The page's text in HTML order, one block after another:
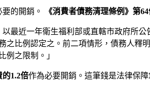
的開銷。 《消費者債務清理條例》第
最近一年衛生福利部或直轄市政府所
比例認定之。前二項情形，債務人
例之限制。」
的1.2倍作為必要開銷。這筆錢是法律保